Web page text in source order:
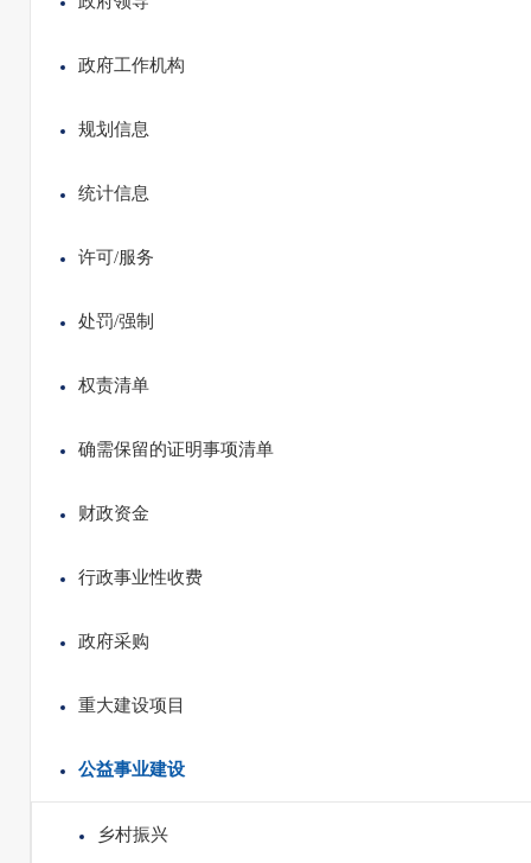
政府工作机构
规划信息
统计信息
许可/服务
处罚/强制
权责清单
确需保留的证明事项清单
财政资金
行政事业性收费
政府采购
重大建设项目
公益事业建设
乡村振兴